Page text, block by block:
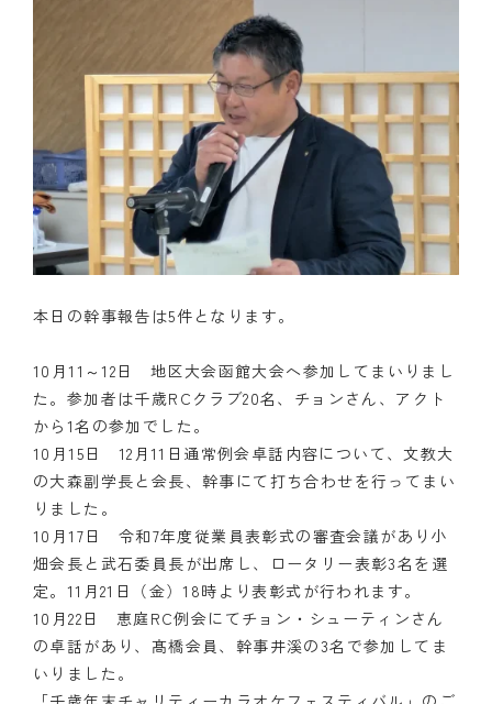
本日の幹事報告は5件となります。
10月11～12日 地区大会函館大会へ参加してまいりまし
た。参加者は千歳RCクラブ20名、チョンさん、アクト
から1名の参加でした。
10月15日 12月11日通常例会卓話内容について、文教大
の大森副学長と会長、幹事にて打ち合わせを行ってまい
りました。
10月17日 令和7年度従業員表彰式の審査会議があり小
畑会長と武石委員長が出席し、ロータリー表彰3名を選
定。11月21日（金）18時より表彰式が行われます。
10月22日 恵庭RC例会にてチョン・シューティンさん
の卓話があり、髙橋会員、幹事井溪の3名で参加してま
いりました。